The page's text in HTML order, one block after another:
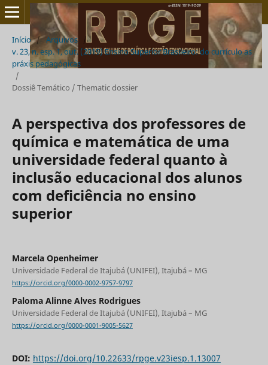
Início / Arquivos
/
v. 23, n. esp. 1, out. (2019) Ensino Superior Brasileiro: do currículo as
práxis pedagógicas
/
Dossiê Temático / Thematic dossier
A perspectiva dos professores de
química e matemática de uma
universidade federal quanto à
inclusão educacional dos alunos
com deficiência no ensino
superior
Marcela Openheimer
Universidade Federal de Itajubá (UNIFEI), Itajubá – MG
https://orcid.org/0000-0002-9757-9797
Paloma Alinne Alves Rodrigues
Universidade Federal de Itajubá (UNIFEI), Itajubá – MG
https://orcid.org/0000-0001-9005-5627
DOI: https://doi.org/10.22633/rpge.v23iesp.1.13007